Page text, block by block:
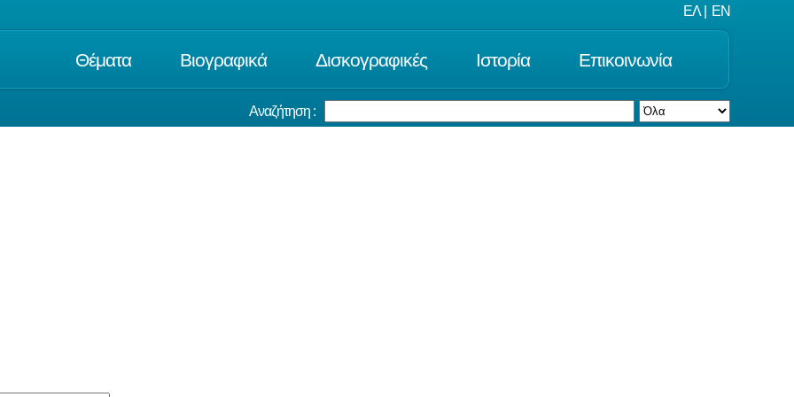
ΕΛ EN
Θέματα Βιογραφικά Δισκογραφικές Ιστορία Επικοινωνία
Αναζήτηση :